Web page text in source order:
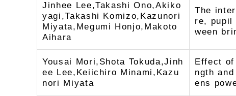
Jinhee Lee,Takashi Ono,Akiko
yagi,Takashi Komizo,Kazunori
Miyata,Megumi Honjo,Makoto
Aihara
The
re, pupil
ween
Yousai Mori,Shota Tokuda,Jinh
ee Lee,Keiichiro Minami,Kazu
nori Miyata
Effect of
ngth
ens